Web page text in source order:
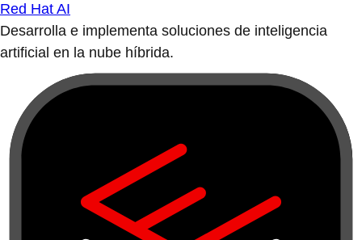
Red Hat AI
Desarrolla e implementa soluciones de inteligencia
artificial en la nube híbrida.